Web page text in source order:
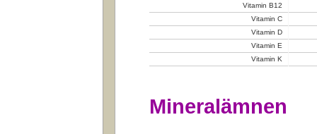
Vitamin B12
Vitamin C
Vitamin D
Vitamin E
Vitamin K
Mineralämnen